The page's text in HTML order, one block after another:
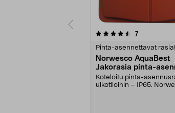
7arvostelut
Pinta-asennettavat
Norwesco AquaBest
Jakorasia pinta-
IP65
Koteloitu pinta-
ulkotiloihin – IP65.
5.0 viidestä